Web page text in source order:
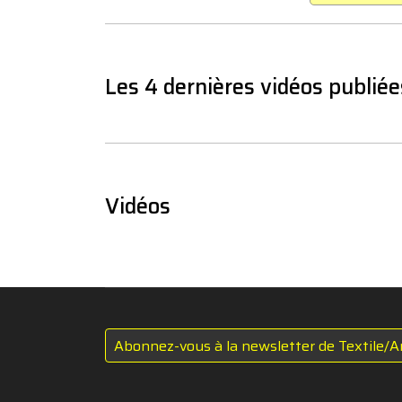
Les 4 dernières vidéos
Vidéos
Abonnez-vous à la newsletter de Textile/